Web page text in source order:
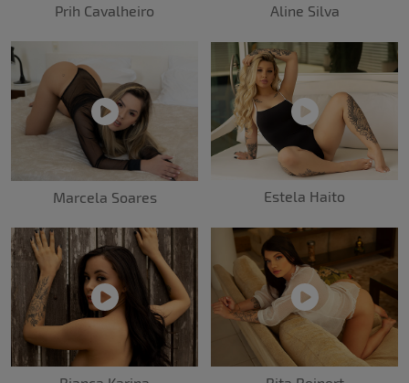
Prih Cavalheiro Aline Silva
Marcela Soares Estela Haito